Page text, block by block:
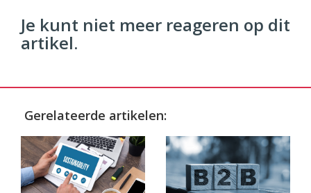
Je kunt niet meer reageren op dit
artikel.
Gerelateerde artikelen: